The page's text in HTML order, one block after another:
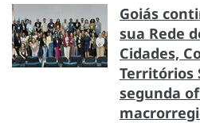
Goiás
sua Rede
Cidades,
Territórios
segunda